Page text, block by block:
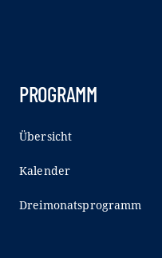
PROGRAMM
Übersicht
Kalender
Dreimonatsprogramm